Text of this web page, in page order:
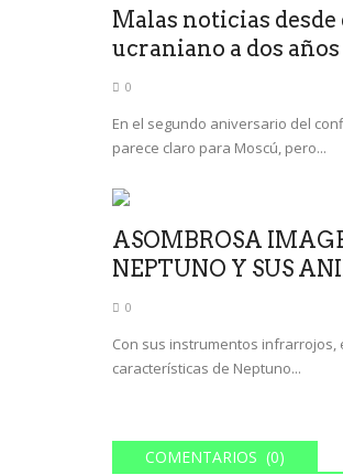
Malas noticias
ucraniano a dos años
0
En el segundo aniversario del
parece claro para Moscú, pero...
ASOMBROSA
NEPTUNO Y SUS
0
Con sus instrumentos infrarrojos,
características de Neptuno...
COMENTARIOS (0)